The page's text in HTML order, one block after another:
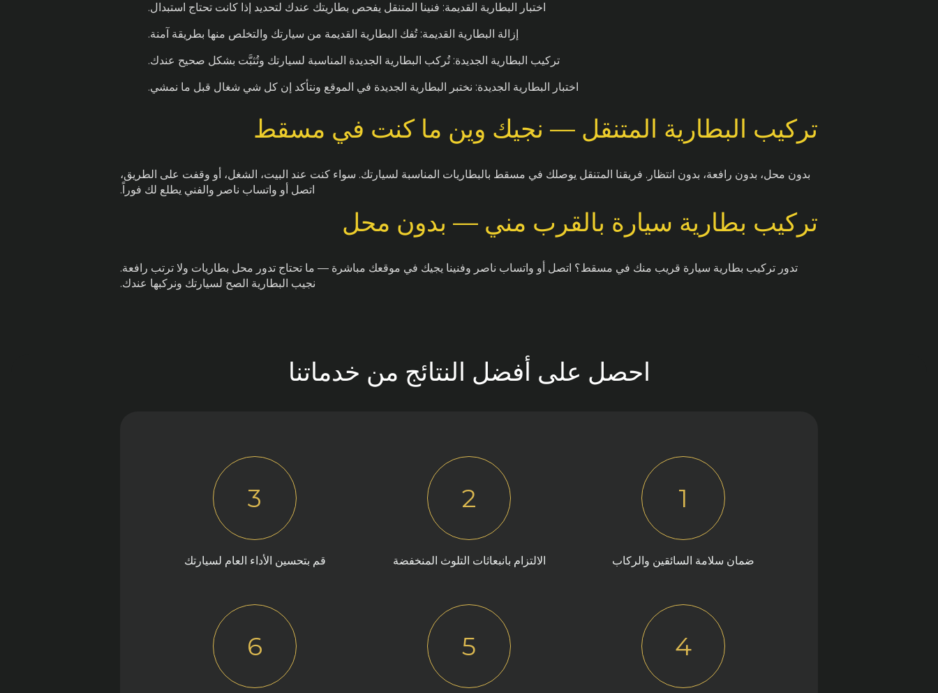
اختبار البطارية القديمة: فنينا المتنقل يفحص بطاريتك عندك لتحديد إذا كانت تحتاج استبدال.
إزالة البطارية القديمة: تُفك البطارية القديمة من سيارتك والتخلص منها بطريقة آمنة.
تركيب البطارية الجديدة: تُركب البطارية الجديدة المناسبة لسيارتك وتُثبَّت بشكل صحيح عندك.
اختبار البطارية الجديدة: نختبر البطارية الجديدة في الموقع ونتأكد إن كل شي شغال قبل ما نمشي.
تركيب البطارية المتنقل — نجيك وين ما كنت في مسقط
بدون محل، بدون رافعة، بدون انتظار. فريقنا المتنقل يوصلك في مسقط بالبطاريات المناسبة لسيارتك. سواء كنت عند البيت، الشغل، أو وقفت على الطريق،
اتصل أو واتساب ناصر والفني يطلع لك فوراً.
تركيب بطارية سيارة بالقرب مني — بدون محل
تدور تركيب بطارية سيارة قريب منك في مسقط؟ اتصل أو واتساب ناصر وفنينا يجيك في موقعك مباشرة — ما تحتاج تدور محل بطاريات ولا ترتب رافعة.
نجيب البطارية الصح لسيارتك ونركبها عندك.
احصل على أفضل النتائج من خدماتنا
1
ضمان سلامة السائقين والركاب
2
الالتزام بانبعاثات التلوث المنخفضة
3
قم بتحسين الأداء العام لسيارتك
4
5
6